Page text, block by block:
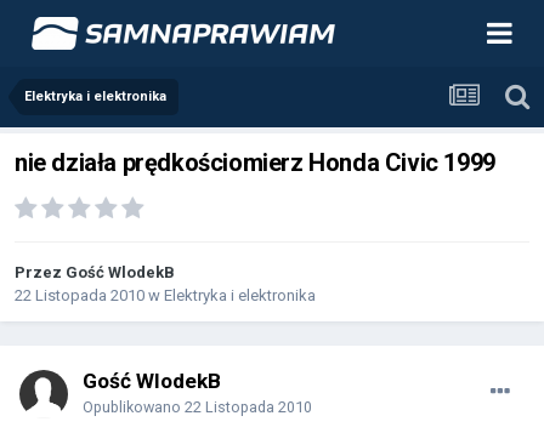
Elektryka i elektronika
nie działa prędkościomierz Honda Civic 1999
Przez Gość WlodekB
22 Listopada 2010 w Elektryka i elektronika
Gość WlodekB
Opublikowano 22 Listopada 2010